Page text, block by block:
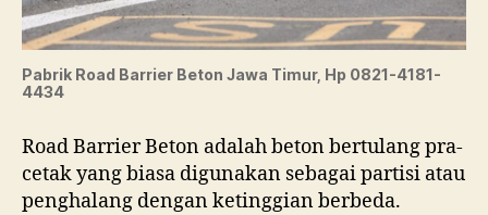
Pabrik Road Barrier Beton Jawa Timur, Hp 0821-4181-
4434
Road Barrier Beton adalah beton bertulang pra-
cetak yang biasa digunakan sebagai partisi atau
penghalang dengan ketinggian berbeda.